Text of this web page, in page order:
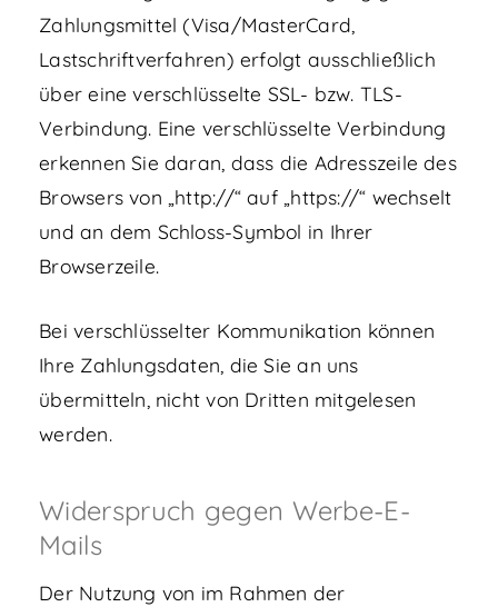
Zahlungsmittel (Visa/MasterCard,
Lastschriftverfahren) erfolgt ausschließlich
über eine verschlüsselte SSL- bzw. TLS-
Verbindung. Eine verschlüsselte Verbindung
erkennen Sie daran, dass die Adresszeile des
Browsers von „http://“ auf „https://“ wechselt
und an dem Schloss-Symbol in Ihrer
Browserzeile.
Bei verschlüsselter Kommunikation können
Ihre Zahlungsdaten, die Sie an uns
übermitteln, nicht von Dritten mitgelesen
werden.
Widerspruch gegen Werbe-E-
Mails
Der Nutzung von im Rahmen der